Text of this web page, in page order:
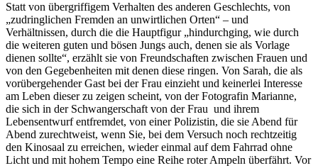
Statt von übergriffigem Verhalten des anderen Geschlechts, von
„zudringlichen Fremden an unwirtlichen Orten“ – und
Verhältnissen, durch die die Hauptfigur „hindurchging, wie durch
die weiteren guten und bösen Jungs auch, denen sie als Vorlage
dienen sollte“, erzählt sie von Freundschaften zwischen Frauen und
von den Gegebenheiten mit denen diese ringen. Von Sarah, die als
vorübergehender Gast bei der Frau einzieht und keinerlei Interesse
am Leben dieser zu zeigen scheint, von der Fotografin Marianne,
die sich in der Schwangerschaft von der Frau und ihrem
Lebensentwurf entfremdet, von einer Polizistin, die sie Abend für
Abend zurechtweist, wenn Sie, bei dem Versuch noch rechtzeitig
den Kinosaal zu erreichen, wieder einmal auf dem Fahrrad ohne
Licht und mit hohem Tempo eine Reihe roter Ampeln überfährt. Vor